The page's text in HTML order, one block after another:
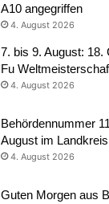
A10 angegriffen
4. August 2026
7. bis 9. August: 18.
Fu
4. August 2026
Behördennummer
August im
4. August 2026
Guten Morgen aus